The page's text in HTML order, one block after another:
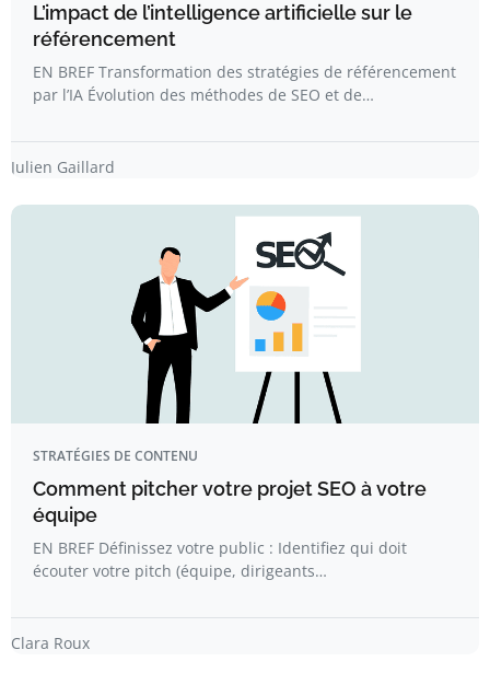
L’impact de l’intelligence artificielle sur le
référencement
EN BREF Transformation des stratégies de référencement
par l’IA Évolution des méthodes de SEO et de…
Julien Gaillard
STRATÉGIES DE CONTENU
Comment pitcher votre projet SEO à votre
équipe
EN BREF Définissez votre public : Identifiez qui doit
écouter votre pitch (équipe, dirigeants…
Clara Roux